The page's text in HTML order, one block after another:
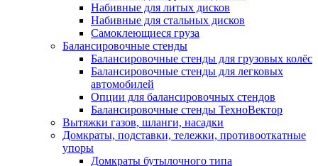
Набивные для литых дисков
Набивные для стальных дисков
Самоклеющиеся груза
Балансировочные стенды
Балансировочные стенды для грузовых колёс
Балансировочные стенды для легковых
автомобилей
Опции для балансировочных стендов
Балансировочные стенды ТехноВектор
Вытяжки газов, шланги, насадки
Домкраты, подставки, тележки, противооткатные
упоры
Домкраты бутылочного типа